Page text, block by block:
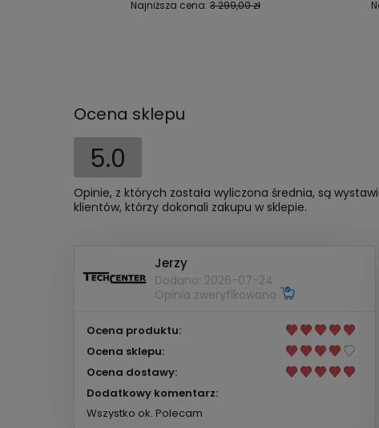
Najniższa cena:3 299,00 zł
Najniższa
Ocena sklepu
5.0
Opinie, z których została wyliczona średnia, są
klientów, którzy dokonali zakupu w sklepie.
Jerzy
Dodano: 2026-07-24
Opinia zweryfikowana
Ocena produktu:
Ocena sklepu:
Ocena dostawy:
Dodatkowy komentarz:
Wszystko ok. Polecam